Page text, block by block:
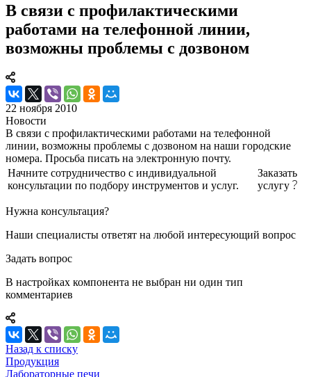
В связи с профилактическими
работами на телефонной линии,
возможны проблемы с дозвоном
22 ноября 2010
Новости
В связи с профилактическими работами на телефонной
линии, возможны проблемы с дозвоном на наши городские
номера. Просьба писать на электронную почту.
Начните сотрудничество с индивидуальной
консультации по подбору инструментов и услуг.
Заказать
услугу
Нужна консультация?
Наши специалисты ответят на любой интересующий вопрос
Задать вопрос
В настройках компонента не выбран ни один тип
комментариев
Назад к списку
Продукция
Лабораторные печи